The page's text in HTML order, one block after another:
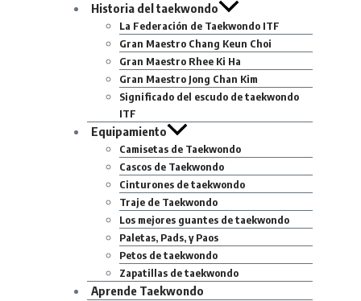
Historia del taekwondo
La Federación de Taekwondo ITF
Gran Maestro Chang Keun Choi
Gran Maestro Rhee Ki Ha
Gran Maestro Jong Chan Kim
Significado del escudo de taekwondo
ITF
Equipamiento
Camisetas de Taekwondo
Cascos de Taekwondo
Cinturones de taekwondo
Traje de Taekwondo
Los mejores guantes de taekwondo
Paletas, Pads, y Paos
Petos de taekwondo
Zapatillas de taekwondo
Aprende Taekwondo